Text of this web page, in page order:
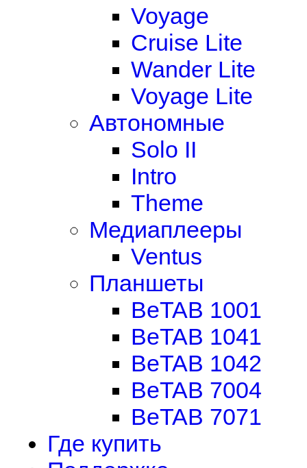
Voyage
Cruise Lite
Wander Lite
Voyage Lite
Автономные
Solo II
Intro
Theme
Медиаплееры
Ventus
Планшеты
BeTAB 1001
BeTAB 1041
BeTAB 1042
BeTAB 7004
BeTAB 7071
Где купить